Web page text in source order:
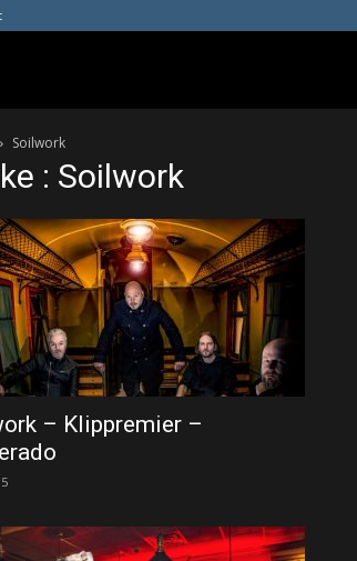
Soilwork
: Soilwork
– Klippremier –